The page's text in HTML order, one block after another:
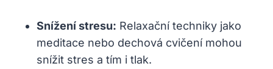
Snížení stresu: Relaxační techniky jako
meditace nebo dechová cvičení mohou
snížit stres a tím i tlak.